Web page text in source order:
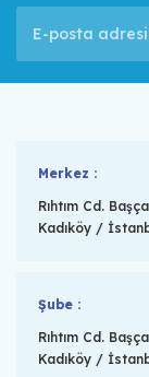
Merkez :
Rıhtım Cd.
Kadıköy /
Şube :
Rıhtım Cd.
Kadıköy /